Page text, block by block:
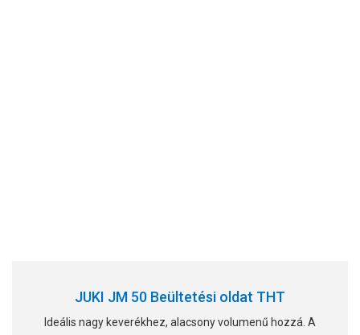
JUKI JM 50 Beültetési oldat THT
Ideális nagy keverékhez, alacsony volumenű hozzá. A